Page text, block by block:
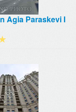
Agia Paraskevi I